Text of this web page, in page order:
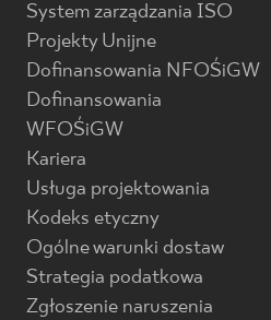
System zarządzania ISO
Projekty Unijne
Dofinansowania NFOŚiGW
Dofinansowania
WFOŚiGW
Kariera
Usługa projektowania
Kodeks etyczny
Ogólne warunki dostaw
Strategia podatkowa
Zgłoszenie naruszenia